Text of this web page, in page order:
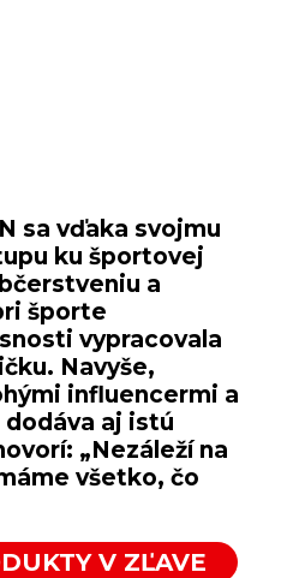
sa vďaka svojmu
ku športovej
a
športe
vypracovala
Navyše,
influencermi a
aj istú
„Nezáleží na
všetko, čo
V ZĽAVE